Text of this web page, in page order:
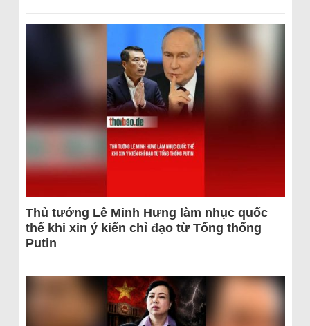
Thủ tướng Lê Minh Hưng làm nhục quốc
thể khi xin ý kiến chỉ đạo từ Tổng thống
Putin